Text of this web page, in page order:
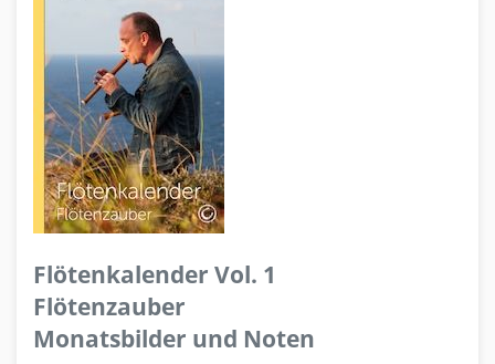
Flötenkalender Vol. 1
Flötenzauber
Monatsbilder und Noten